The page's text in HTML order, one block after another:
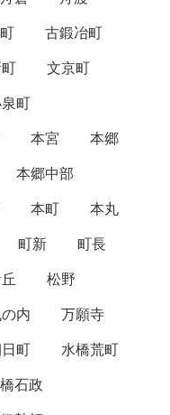
古鍛冶町
文京町
町
本宮
本郷
本郷中部
本町
本丸
町新
町長
松野
内
万願寺
町
水橋荒町
石政